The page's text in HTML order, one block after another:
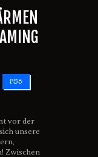
PS5
vor der
unsere
Zwischen